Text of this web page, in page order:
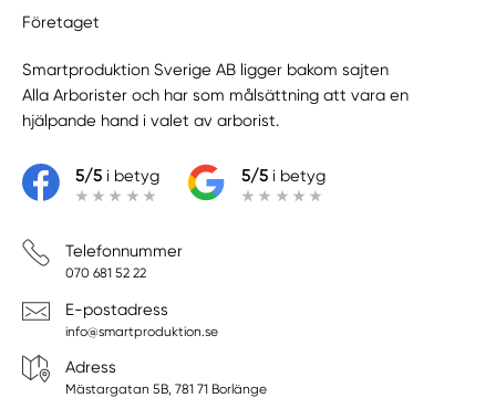
Företaget
Smartproduktion Sverige AB ligger bakom sajten
Alla Arborister och har som målsättning att vara en
hjälpande hand i valet av arborist.
5/5i betyg 5/5i betyg
Telefonnummer
070 681 52 22
E-postadress
info@smartproduktion.se
Adress
Mästargatan 5B, 781 71 Borlänge